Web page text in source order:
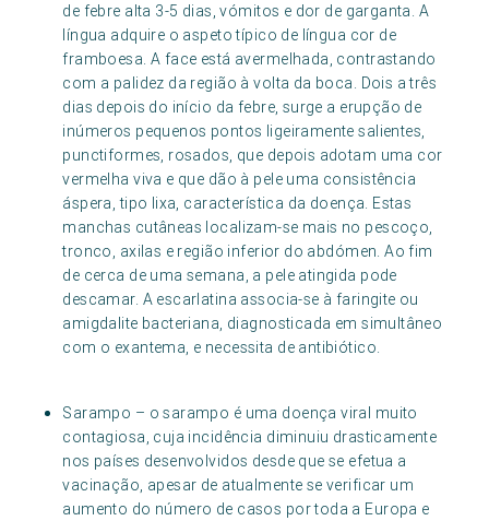
de febre alta 3-5 dias, vómitos e dor de garganta. A
língua adquire o aspeto típico de língua cor de
framboesa. A face está avermelhada, contrastando
com a palidez da região à volta da boca. Dois a três
dias depois do início da febre, surge a erupção de
inúmeros pequenos pontos ligeiramente salientes,
punctiformes, rosados, que depois adotam uma cor
vermelha viva e que dão à pele uma consistência
áspera, tipo lixa, característica da doença. Estas
manchas cutâneas localizam-se mais no pescoço,
tronco, axilas e região inferior do abdómen. Ao fim
de cerca de uma semana, a pele atingida pode
descamar. A escarlatina associa-se à faringite ou
amigdalite bacteriana, diagnosticada em simultâneo
com o exantema, e necessita de antibiótico.
Sarampo – o sarampo é uma doença viral muito
contagiosa, cuja incidência diminuiu drasticamente
nos países desenvolvidos desde que se efetua a
vacinação, apesar de atualmente se verificar um
aumento do número de casos por toda a Europa e